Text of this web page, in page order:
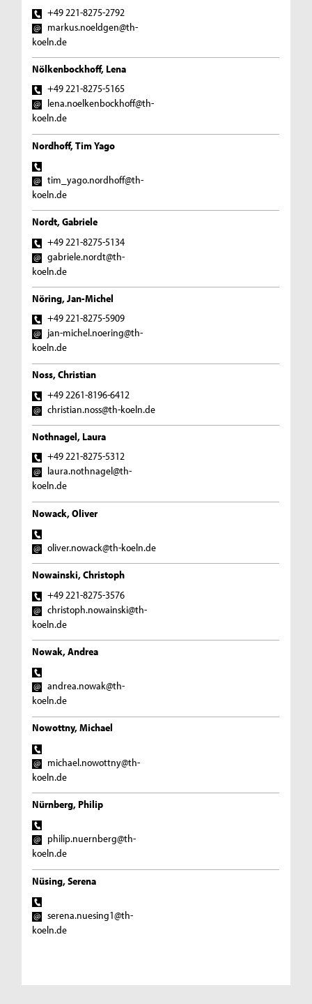
+49 221-8275-2792
markus.noeldgen@th-
koeln.de
Nölkenbockhoff, Lena
+49 221-8275-5165
lena.noelkenbockhoff@th-
koeln.de
Nordhoff, Tim Yago
tim_yago.nordhoff@th-
koeln.de
Nordt, Gabriele
+49 221-8275-5134
gabriele.nordt@th-
koeln.de
Nöring, Jan-Michel
+49 221-8275-5909
jan-michel.noering@th-
koeln.de
Noss, Christian
+49 2261-8196-6412
christian.noss@th-koeln.de
Nothnagel, Laura
+49 221-8275-5312
laura.nothnagel@th-
koeln.de
Nowack, Oliver
oliver.nowack@th-koeln.de
Nowainski, Christoph
+49 221-8275-3576
christoph.nowainski@th-
koeln.de
Nowak, Andrea
andrea.nowak@th-
koeln.de
Nowottny, Michael
michael.nowottny@th-
koeln.de
Nürnberg, Philip
philip.nuernberg@th-
koeln.de
Nüsing, Serena
serena.nuesing1@th-
koeln.de